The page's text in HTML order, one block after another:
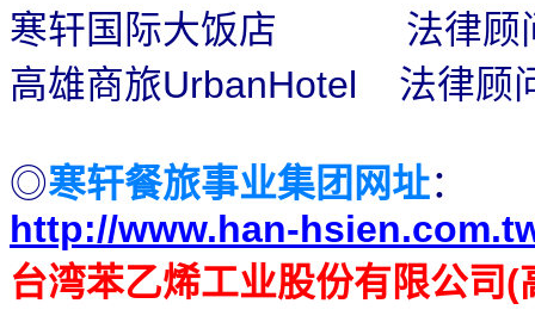
寒轩国际大饭店
法律顾
高雄商旅UrbanHotel 法律顾
◎寒轩餐旅事业集团网址：
http://www.han-
台湾苯乙烯工业股份有限公司(